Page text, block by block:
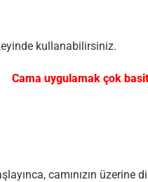
kullanabilirsiniz.
Cama uygulamak çok
camınızın üzerine